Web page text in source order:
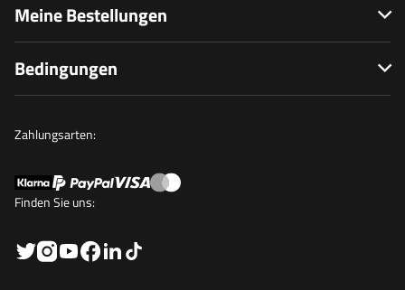
Meine Bestellungen
Bedingungen
Zahlungsarten:
Finden Sie uns: